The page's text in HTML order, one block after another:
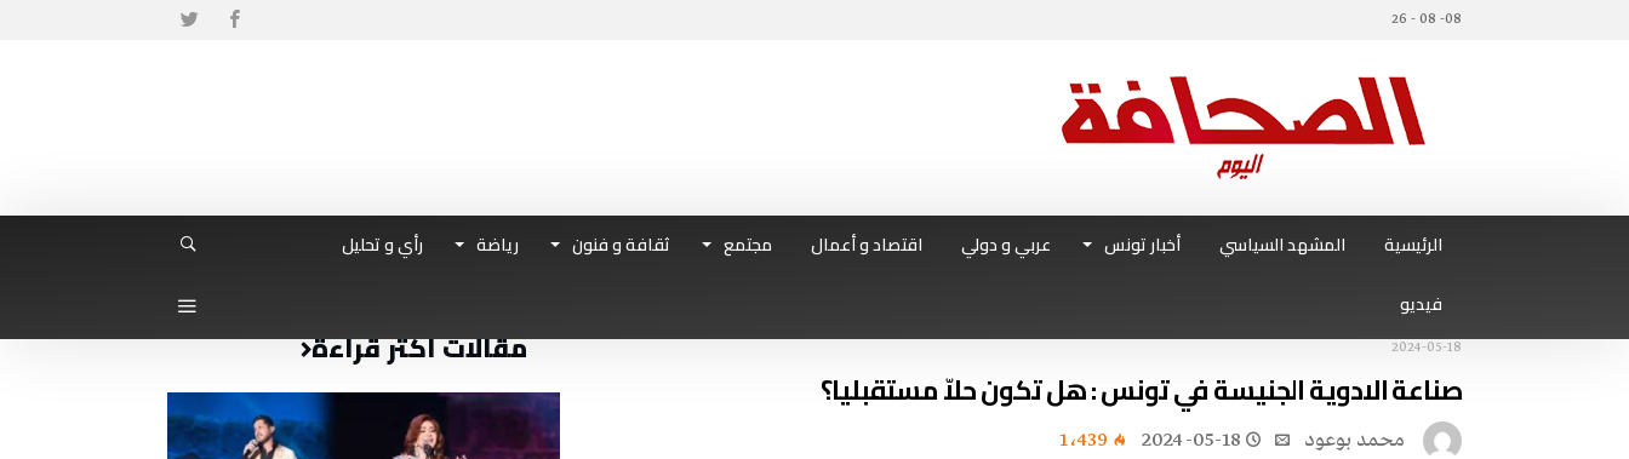
08- 08 - 26
الرئيسية المشهد السياسي أخبار تونس عربي و دولي اقتصاد و أعمال مجتمع ثقافة و فنون رياضة
رأي و تحليل
فيديو
2024-05-18
صناعة الادوية الجنيسة في تونس : هل تكون حلاّ مستقبليا؟
محمد بوعود 2024-05-18 1٬439
مقالات أكثر قراءة